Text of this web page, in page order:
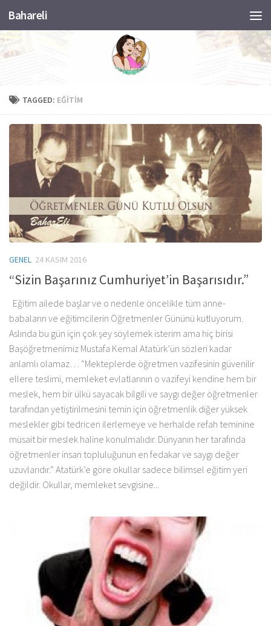
Skip to content
Bahareli
TAGGED: EĞITIM
GENEL 24 KASIM 2016
“Sizin Başarınız Cumhuriyet’in Başarısıdır.”
Eğitim ailede başlar ve o nedenle öncelikle tüm anne-
babaların ve eğitimcilerin Öğretmenler Gününü kutluyorum.
Aslında bu gün için çok şey söylemek isterim ama hiç birisi
Başöğretmenimiz Mustafa Kemal Atatürk’ün sözleri kadar
anlamlı olamaz… “Mekteplerde öğretmen vazifesinin güvenilir
ellere teslimi, memleket evlatlarının o vazifeyi kendine hem bir
meslek, hem bir ülkü sayacak bilgili ve saygı değer öğretmenler
tarafından yetiştirilmesini temin için öğretmenlik diğer yüksek
meslekler gibi tedricen ilerlemeye ve herhalde refah teminine
müsait bir meslek haline konulmalıdır. Dünyanın her tarafında
öğretmenler insan topluluğunun en fedakar ve saygı değer
uzuvlarıdır.” Atatürk’e göre okullar sadece bilimsel eğitim yeri
değildir. Okullar, memleket sevgisine...